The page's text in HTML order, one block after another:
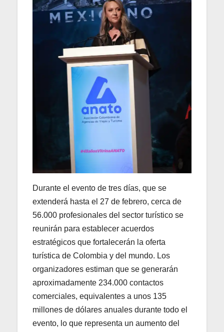
Durante el evento de tres días, que se
extenderá hasta el 27 de febrero, cerca de
56.000 profesionales del sector turístico se
reunirán para establecer acuerdos
estratégicos que fortalecerán la oferta
turística de Colombia y del mundo. Los
organizadores estiman que se generarán
aproximadamente 234.000 contactos
comerciales, equivalentes a unos 135
millones de dólares anuales durante todo el
evento, lo que representa un aumento del